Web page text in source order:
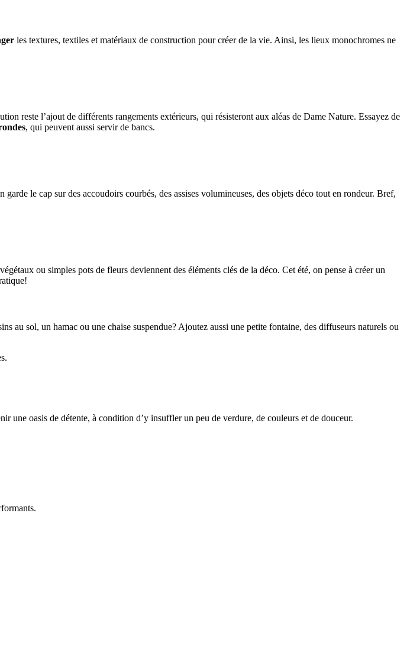
les textures, textiles et matériaux de construction pour créer de la vie. Ainsi, les lieux monochromes ne
reste l’ajout de différents rangements extérieurs, qui résisteront aux aléas de Dame Nature. Essayez de
, qui peuvent aussi servir de bancs.
le cap sur des accoudoirs courbés, des assises volumineuses, des objets déco tout en rondeur. Bref,
ou simples pots de fleurs deviennent des éléments clés de la déco. Cet été, on pense à créer un
au sol, un hamac ou une chaise suspendue? Ajoutez aussi une petite fontaine, des diffuseurs naturels ou
une oasis de détente, à condition d’y insuffler un peu de verdure, de couleurs et de douceur.